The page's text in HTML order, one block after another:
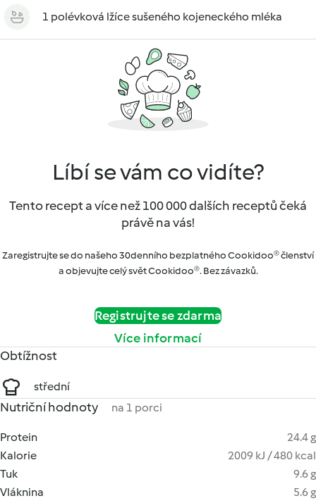
1 polévková lžíce sušeného kojeneckého mléka
Líbí se vám co vidíte?
Tento recept a více než 100 000 dalších receptů čeká
právě na vás!
Zaregistrujte se do našeho 30denního bezplatného Cookidoo® členství
a objevujte celý svět Cookidoo®. Bez závazků.
Registrujte se zdarma
Více informací
Obtížnost
střední
Nutriční hodnoty na 1 porci
Protein
24.4 g
Kalorie
2009 kJ / 480 kcal
Tuk
9.6 g
Vláknina
5.6 g